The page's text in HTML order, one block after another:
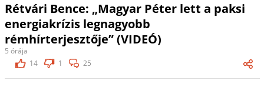
Rétvári Bence: „Magyar Péter lett a paksi
energiakrízis legnagyobb
rémhírterjesztője” (VIDEÓ)
5 órája
14
1 25